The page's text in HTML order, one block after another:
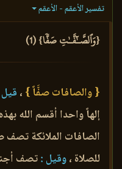
تفسير الأعقم - الأعقم
{وَٱلصَّـٰٓفَّـٰتِ صَفّٗا} (1)
{ والصافات صفَّاً } ،
إلهاً واحدا أقسم الله
الصافات الملائكة
للصلاة ،وقيل :تصف